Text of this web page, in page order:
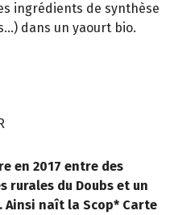
ingrédients de synthèse
dans un yaourt bio.
en 2017 entre des
rurales du Doubs et un
Ainsi naît la Scop* Carte